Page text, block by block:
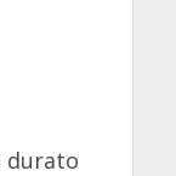
durato